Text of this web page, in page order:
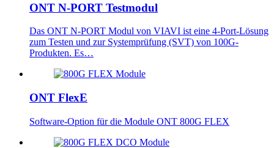
ONT N-PORT Testmodul
Das ONT N-PORT Modul von VIAVI ist eine 4-Port-Lösung
zum Testen und zur Systemprüfung (SVT) von 100G-
Produkten. Es…
ONT FlexE
Software-Option für die Module ONT 800G FLEX